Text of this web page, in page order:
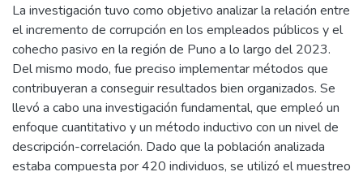
La investigación tuvo como objetivo analizar la relación entre
el incremento de corrupción en los empleados públicos y el
cohecho pasivo en la región de Puno a lo largo del 2023.
Del mismo modo, fue preciso implementar métodos que
contribuyeran a conseguir resultados bien organizados. Se
llevó a cabo una investigación fundamental, que empleó un
enfoque cuantitativo y un método inductivo con un nivel de
descripción-correlación. Dado que la población analizada
estaba compuesta por 420 individuos, se utilizó el muestreo